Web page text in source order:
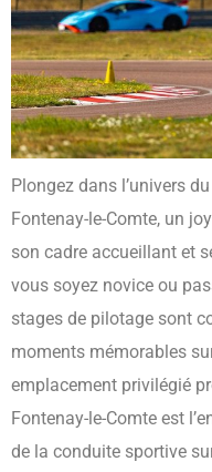
Plongez dans l’univers du
Fontenay-le-Comte, un
son cadre accueillant et
vous soyez novice ou
stages de pilotage sont
moments mémorables
emplacement privilégié
Fontenay-le-Comte est
de la conduite sportive